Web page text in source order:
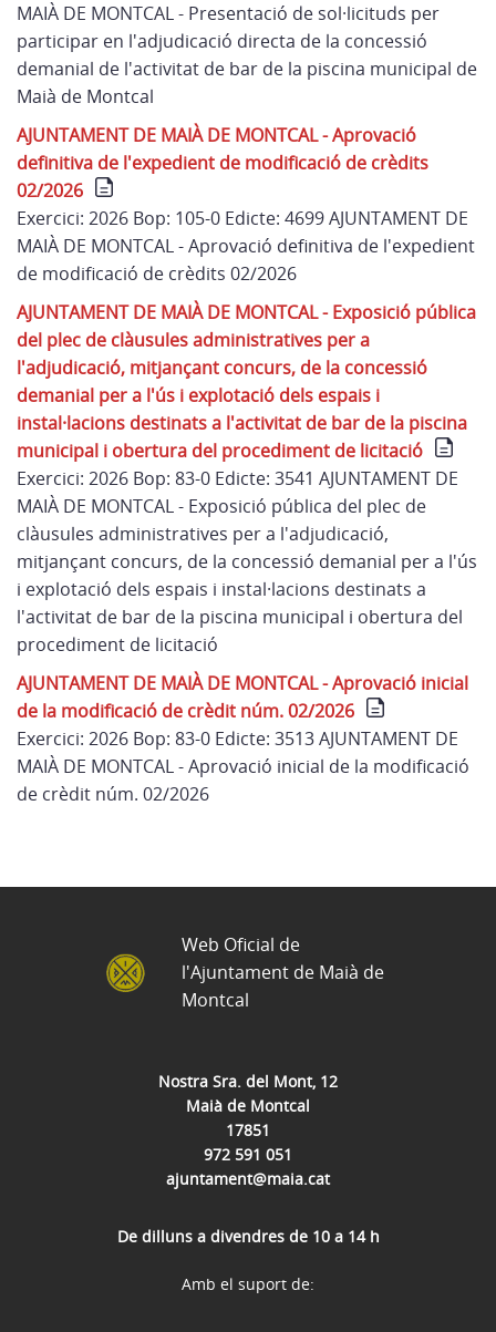
MAIÀ DE MONTCAL - Presentació de sol·licituds per
participar en l'adjudicació directa de la concessió
demanial de l'activitat de bar de la piscina municipal de
Maià de Montcal
AJUNTAMENT DE MAIÀ DE MONTCAL - Aprovació
definitiva de l'expedient de modificació de crèdits
02/2026
Exercici: 2026 Bop: 105-0 Edicte: 4699 AJUNTAMENT DE
MAIÀ DE MONTCAL - Aprovació definitiva de l'expedient
de modificació de crèdits 02/2026
AJUNTAMENT DE MAIÀ DE MONTCAL - Exposició pública
del plec de clàusules administratives per a
l'adjudicació, mitjançant concurs, de la concessió
demanial per a l'ús i explotació dels espais i
instal·lacions destinats a l'activitat de bar de la piscina
municipal i obertura del procediment de licitació
Exercici: 2026 Bop: 83-0 Edicte: 3541 AJUNTAMENT DE
MAIÀ DE MONTCAL - Exposició pública del plec de
clàusules administratives per a l'adjudicació,
mitjançant concurs, de la concessió demanial per a l'ús
i explotació dels espais i instal·lacions destinats a
l'activitat de bar de la piscina municipal i obertura del
procediment de licitació
AJUNTAMENT DE MAIÀ DE MONTCAL - Aprovació inicial
de la modificació de crèdit núm. 02/2026
Exercici: 2026 Bop: 83-0 Edicte: 3513 AJUNTAMENT DE
MAIÀ DE MONTCAL - Aprovació inicial de la modificació
de crèdit núm. 02/2026
Nostra Sra. del Mont, 12
Maià de Montcal
17851
972 591 051
ajuntament@maia.cat
De dilluns a divendres de 10 a 14 h
Web Oficial de
l'Ajuntament de Maià de
Montcal
Amb el suport de: